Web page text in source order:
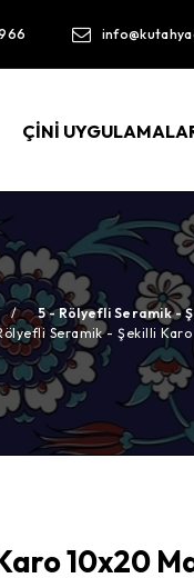
ÇİNİ
/ 5 - Rölyefli Seramik -
Seramik - Şekilli
10x20